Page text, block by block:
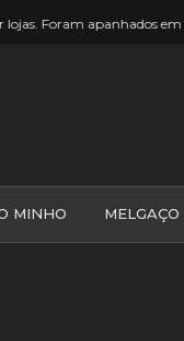
hipermercado 19:18
MINHO MELGAÇO